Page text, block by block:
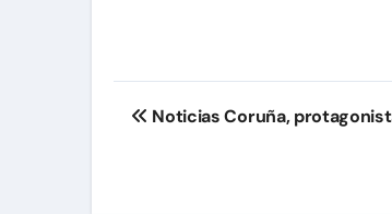
Navegación
Noticias Coruña,